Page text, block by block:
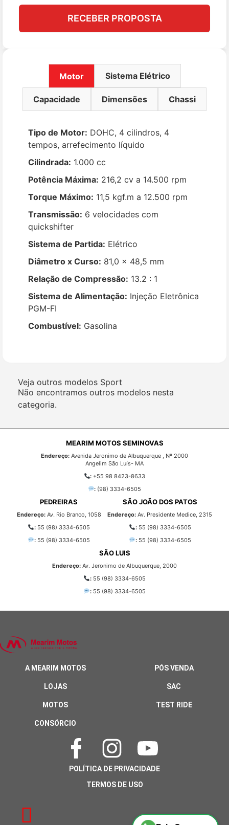
RECEBER PROPOSTA
Motor Sistema Elétrico
Capacidade Dimensões Chassi
Tipo de Motor: DOHC, 4 cilindros, 4
tempos, arrefecimento líquido
Cilindrada: 1.000 cc
Potência Máxima: 216,2 cv a 14.500 rpm
Torque Máximo: 11,5 kgf.m a 12.500 rpm
Transmissão: 6 velocidades com
quickshifter
Sistema de Partida: Elétrico
Diâmetro x Curso: 81,0 x 48,5 mm
Relação de Compressão: 13.2 : 1
Sistema de Alimentação: Injeção Eletrônica
PGM-FI
Combustível: Gasolina
Veja outros modelos Sport
Não encontramos outros modelos nesta
categoria.
MEARIM MOTOS SEMINOVAS
Endereço: Avenida Jeronimo de Albuquerque , Nº 2000
Angelim São Luís- MA
: +55 98 8423-8633
: (98) 3334-6505
PEDREIRAS
Endereço:Av. Rio Branco, 1058
:55 (98) 3334-6505
:55 (98) 3334-6505
SÃO JOÃO DOS PATOS
Endereço: Av. Presidente Medice, 2315
:55 (98) 3334-6505
:55 (98) 3334-6505
SÃO LUIS
Endereço: Av. Jeronimo de Albuquerque, 2000
:55 (98) 3334-6505
:55 (98) 3334-6505
A MEARIM MOTOS
LOJAS
MOTOS
CONSÓRCIO
PÓS VENDA
SAC
TEST RIDE
POLÍTICA DE PRIVACIDADE
TERMOS DE USO